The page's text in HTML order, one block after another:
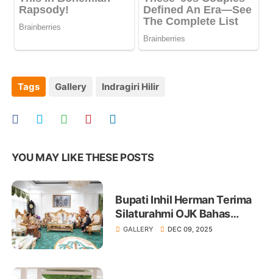
Tags Gallery Indragiri Hilir
YOU MAY LIKE THESE POSTS
Bupati Inhil Herman Terima
Silaturahmi OJK Bahas
Pengembangan Ekonomi
GALLERY DEC 09, 2025